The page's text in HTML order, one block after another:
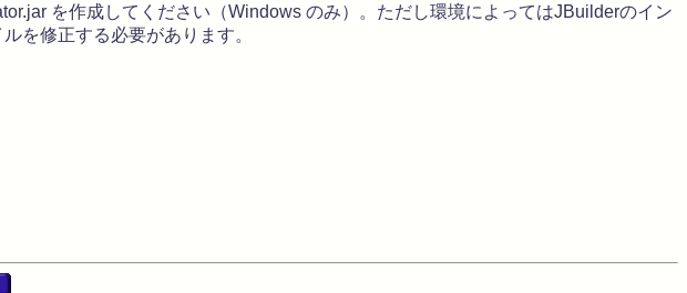
を作成してください（Windows のみ）。ただし環境によってはJBuilderのイン
を修正する必要があります。